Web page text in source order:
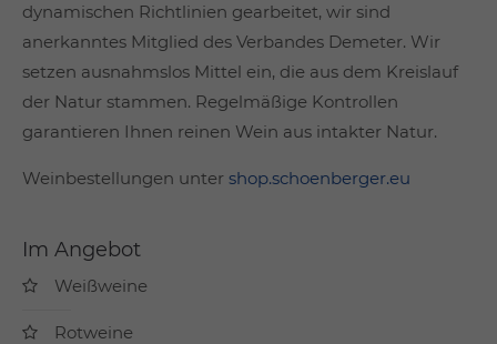
dynamischen Richtlinien gearbeitet, wir sind
anerkanntes Mitglied des Verbandes Demeter. Wir
setzen ausnahmslos Mittel ein, die aus dem Kreislauf
der Natur stammen. Regelmäßige Kontrollen
garantieren Ihnen reinen Wein aus intakter Natur.
Weinbestellungen unter shop.schoenberger.eu
Im Angebot
Weißweine
Rotweine